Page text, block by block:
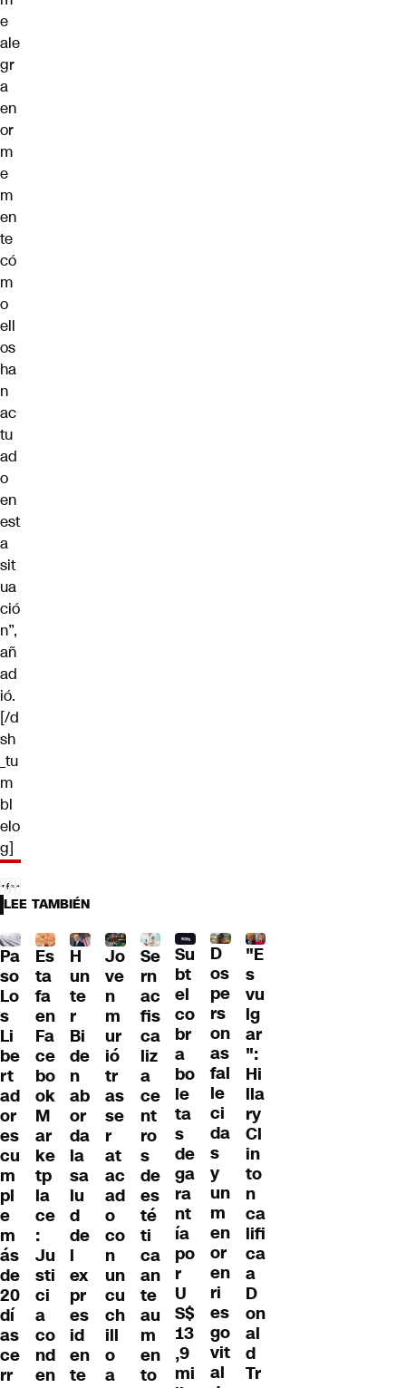
e
ale
gr
a
en
or
m
e
m
en
te
có
m
o
ell
os
ha
n
ac
tu
ad
o
en
est
a
sit
ua
ció
n”,
añ
ad
ió.
[/d
sh
_tu
m
bl
elo
g]
LEE TAMBIÉN
Pa
so
Lo
s
Li
be
rt
ad
or
es
cu
m
pl
e
m
ás
de
20
dí
as
ce
rr
Es
ta
fa
en
Fa
ce
bo
ok
M
ar
ke
tp
la
ce
:
Ju
sti
ci
a
co
nd
en
H
un
te
r
Bi
de
n
ab
or
da
la
sa
lu
d
de
l
ex
pr
es
id
en
te
Jo
ve
n
m
ur
ió
tr
as
se
r
at
ac
ad
o
co
n
un
cu
ch
ill
o
a
Se
rn
ac
fis
ca
liz
a
ce
nt
ro
s
de
es
té
ti
ca
an
te
au
m
en
to
Su
bt
el
co
br
a
bo
le
ta
s
de
ga
ra
nt
ía
po
r
U
S$
13
,9
mi
D
os
pe
rs
on
as
fal
le
ci
da
s
y
un
m
en
or
en
ri
es
go
vit
al
"E
s
vu
lg
ar
":
Hi
lla
ry
Cl
in
to
n
ca
lifi
ca
a
D
on
al
d
Tr